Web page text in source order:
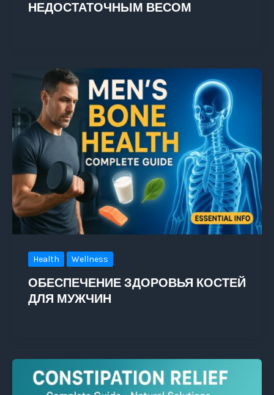
НЕДОСТАТОЧНЫМ ВЕСОМ
Health Wellness
ОБЕСПЕЧЕНИЕ ЗДОРОВЬЯ КОСТЕЙ
ДЛЯ МУЖЧИН